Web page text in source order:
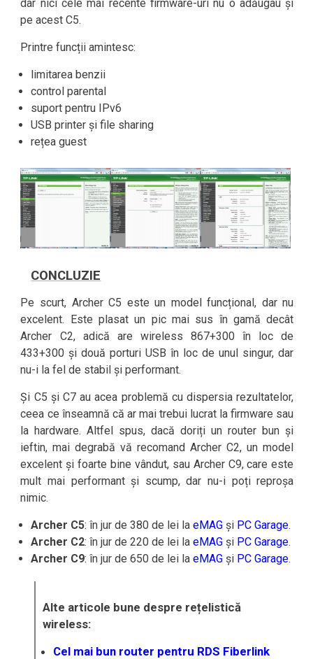
dar nici cele mai recente firmware-uri nu o adăugau și
pe acest C5.
Printre funcții amintesc:
limitarea benzii
control parental
suport pentru IPv6
USB printer și file sharing
rețea guest
CONCLUZIE
Pe scurt, Archer C5 este un model funcțional, dar nu
excelent. Este plasat un pic mai sus în gamă decât
Archer C2, adică are wireless 867+300 în loc de
433+300 și două porturi USB în loc de unul singur, dar
nu-i la fel de stabil și performant.
Și C5 și C7 au acea problemă cu dispersia rezultatelor,
ceea ce înseamnă că ar mai trebui lucrat la firmware sau
la hardware. Altfel spus, dacă doriți un router bun și
ieftin, mai degrabă vă recomand Archer C2, un model
excelent și foarte bine vândut, sau Archer C9, care este
mult mai performant și scump, dar nu-i poți reproșa
nimic.
Archer C5: în jur de 380 de lei laeMAG și PC Garage.
Archer C2: în jur de 220 de lei laeMAG și PC Garage.
Archer C9: în jur de 650 de lei laeMAG și PC Garage.
Alte articole bune despre rețelistică
wireless:
Cel mai bun router pentru RDS Fiberlink